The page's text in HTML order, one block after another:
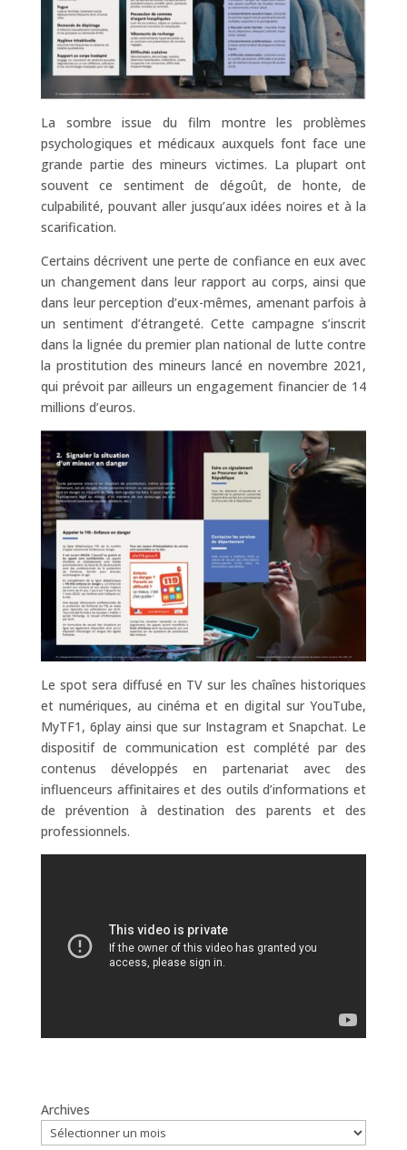
La sombre issue du film montre les problèmes
psychologiques et médicaux auxquels font face une
grande partie des mineurs victimes. La plupart ont
souvent ce sentiment de dégoût, de honte, de
culpabilité, pouvant aller jusqu’aux idées noires et à la
scarification.
Certains décrivent une perte de confiance en eux avec
un changement dans leur rapport au corps, ainsi que
dans leur perception d’eux-mêmes, amenant parfois à
un sentiment d’étrangeté. Cette campagne s’inscrit
dans la lignée du premier plan national de lutte contre
la prostitution des mineurs lancé en novembre 2021,
qui prévoit par ailleurs un engagement financier de 14
millions d’euros.
Le spot sera diffusé en TV sur les chaînes historiques
et numériques, au cinéma et en digital sur YouTube,
MyTF1, 6play ainsi que sur Instagram et Snapchat. Le
dispositif de communication est complété par des
contenus développés en partenariat avec des
influenceurs affinitaires et des outils d’informations et
de prévention à destination des parents et des
professionnels.
Archives